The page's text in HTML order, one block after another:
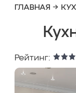
ГЛАВНАЯ →
Рейтинг: